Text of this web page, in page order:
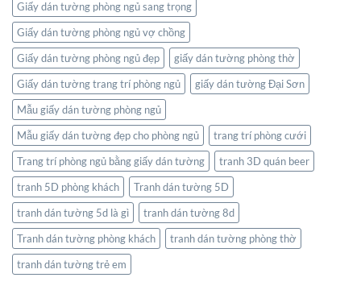
Giấy dán tường phòng ngủ sang trọng
Giấy dán tường phòng ngủ vợ chồng
Giấy dán tường phòng ngủ đẹp
giấy dán tường phòng thờ
Giấy dán tường trang trí phòng ngủ
giấy dán tường Đại Sơn
Mẫu giấy dán tường phòng ngủ
Mẫu giấy dán tường đẹp cho phòng ngủ
trang trí phòng cưới
Trang trí phòng ngủ bằng giấy dán tường
tranh 3D quán beer
tranh 5D phòng khách
Tranh dán tường 5D
tranh dán tường 5d là gì
tranh dán tường 8d
Tranh dán tường phòng khách
tranh dán tường phòng thờ
tranh dán tường trẻ em